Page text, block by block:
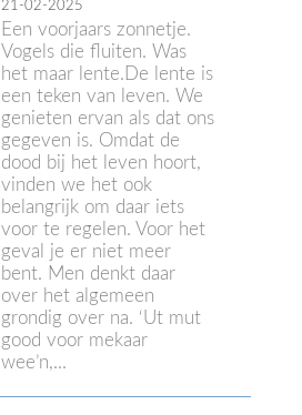
21-02-2025
Een voorjaars zonnetje.
Vogels die fluiten. Was
het maar lente.De lente is
een teken van leven. We
genieten ervan als dat ons
gegeven is. Omdat de
dood bij het leven hoort,
vinden we het ook
belangrijk om daar iets
voor te regelen. Voor het
geval je er niet meer
bent. Men denkt daar
over het algemeen
grondig over na. ‘Ut mut
good voor mekaar
wee’n,...